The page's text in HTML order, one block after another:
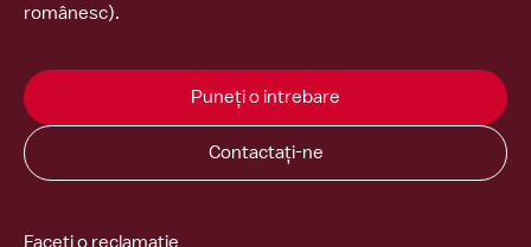
românesc).
Puneți o intrebare
Contactați-ne
Faceți o reclamație